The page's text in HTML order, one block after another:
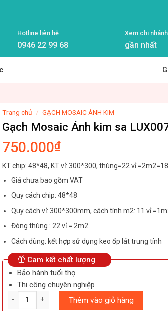
Hotline liên hệ
0946 22 99 68
Xem chi nhánh
gần nhất
Trang chủ / GẠCH MOSAIC ÁNH KIM
Gạch Mosaic Ánh kim sa
750.000₫
KT chip: 48*48, KT vỉ: 300*300, thùng=22 vỉ
Giá chưa bao gồm VAT
Quy cách chip: 48*48
Quy cách vỉ: 300*300mm, cách tính m2: 11 vỉ
Đóng thùng : 22 vỉ = 2m2
Cách dùng: kết hợp sử dụng keo ốp lát trung tính
Cam kết chất lượng
Bảo hành tuổi thọ
Thi công chuyên nghiệp
Số lượng
Thêm vào giỏ hàng